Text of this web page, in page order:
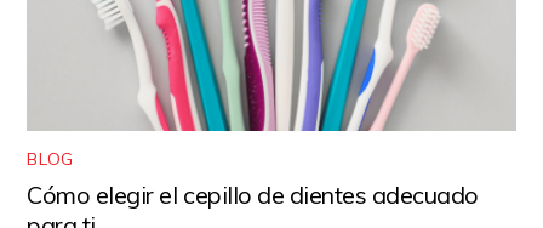
BLOG
Cómo elegir el cepillo de dientes adecuado